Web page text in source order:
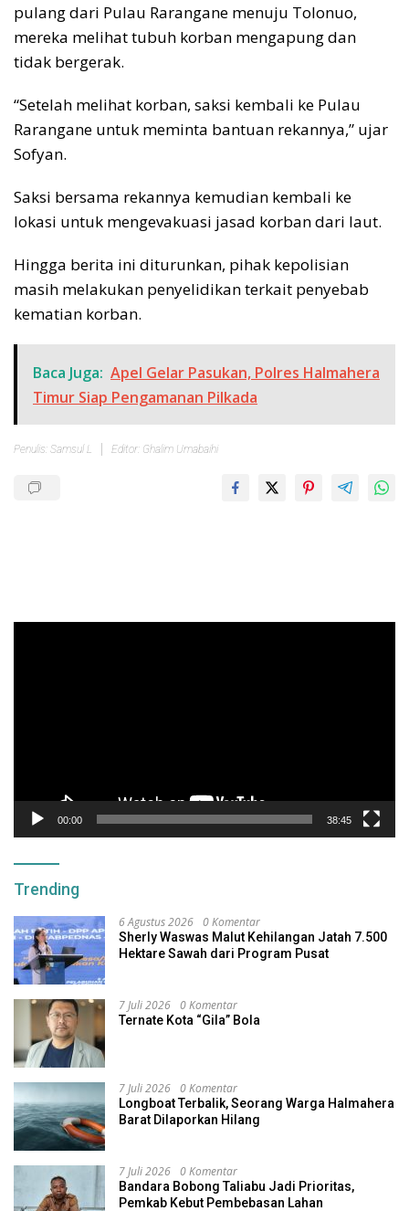
pulang dari Pulau Rarangane menuju Tolonuo,
mereka melihat tubuh korban mengapung dan
tidak bergerak.
“Setelah melihat korban, saksi kembali ke Pulau
Rarangane untuk meminta bantuan rekannya,” ujar
Sofyan.
Saksi bersama rekannya kemudian kembali ke
lokasi untuk mengevakuasi jasad korban dari laut.
Hingga berita ini diturunkan, pihak kepolisian
masih melakukan penyelidikan terkait penyebab
kematian korban.
Baca Juga: Apel Gelar Pasukan, Polres Halmahera
Timur Siap Pengamanan Pilkada
Penulis: Samsul L Editor: Ghalim Umabaihi
00:00 38:45
Trending
6 Agustus 2026 0 Komentar
Sherly Waswas Malut Kehilangan Jatah 7.500
Hektare Sawah dari Program Pusat
7 Juli 2026 0 Komentar
Ternate Kota “Gila” Bola
7 Juli 2026 0 Komentar
Longboat Terbalik, Seorang Warga Halmahera
Barat Dilaporkan Hilang
7 Juli 2026 0 Komentar
Bandara Bobong Taliabu Jadi Prioritas,
Pemkab Kebut Pembebasan Lahan